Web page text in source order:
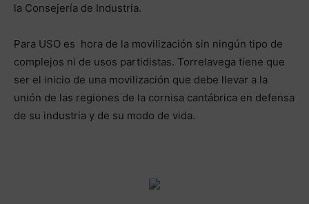
la Consejería de Industria.
Para USO es hora de la movilización sin ningún tipo de
complejos ni de usos partidistas. Torrelavega tiene que
ser el inicio de una movilización que debe llevar a la
unión de las regiones de la cornisa cantábrica en defensa
de su industria y de su modo de vida.